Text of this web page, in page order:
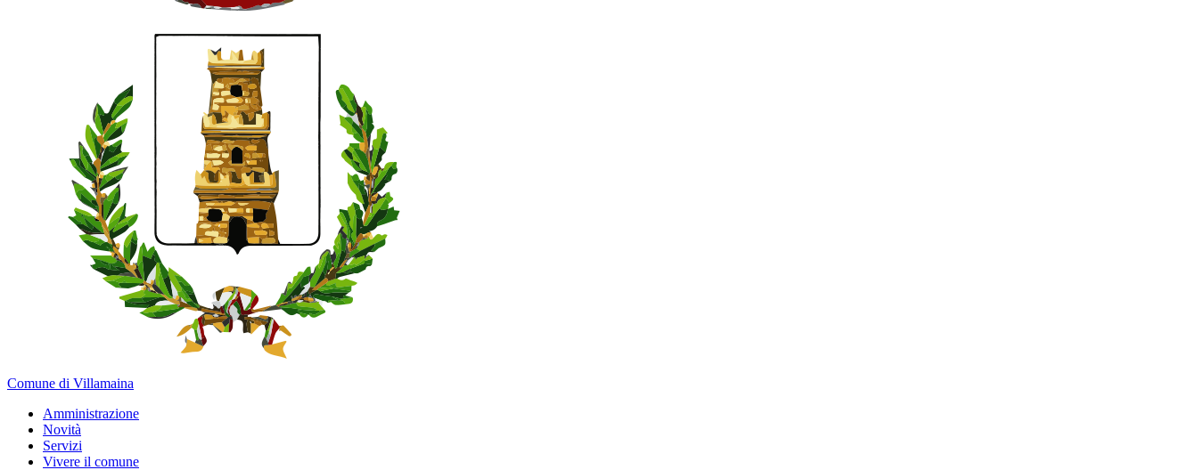
Comune di Villamaina
Amministrazione
Novità
Servizi
Vivere il comune